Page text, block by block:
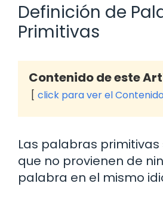
Definición de
Primitivas
Contenido de este
click para ver el Contenido
Las palabras
que no provienen de
palabra en el mismo